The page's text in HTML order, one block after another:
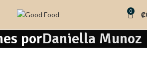
0 ₡
porDaniella Munoz